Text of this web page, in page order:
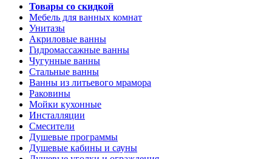
Товары со скидкой
Мебель для ванных комнат
Унитазы
Акриловые ванны
Гидромассажные ванны
Чугунные ванны
Стальные ванны
Ванны из литьевого мрамора
Раковины
Мойки кухонные
Инсталляции
Смесители
Душевые программы
Душевые кабины и сауны